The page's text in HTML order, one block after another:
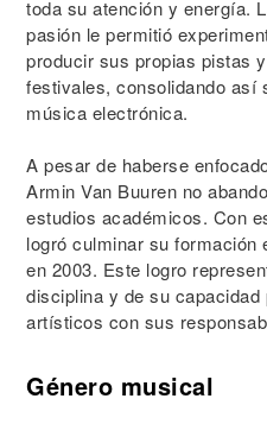
toda su atención y energía.
pasión le permitió
producir sus propias pistas
festivales, consolidando así
música electrónica.
A pesar de haberse
Armin Van Buuren no
estudios académicos. Con
logró culminar su formación
en 2003. Este logro
disciplina y de su
artísticos con sus
Género musical